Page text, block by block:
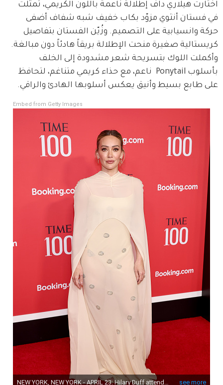
اختارت هيلاري داف إطلالة ناعمة باللون الكريمي، تمثلت
في فستان أنثوي مزوّد بكاب خفيف شبه شفاف أضفى
حركة وانسيابية على التصميم. وزُيّن الفستان بتفاصيل
كريستالية صغيرة منحت الإطلالة بريقاً هادئاً دون مبالغة.
وأكملت اللوك بتسريحة شعر مشدودة إلى الخلف
بأسلوب Ponytail  ناعم، مع حذاء كريمي متناغم، لتحافظ
على طابع بسيط وأنيق يعكس أسلوبها الهادئ والراقي.
Embed from Getty Images